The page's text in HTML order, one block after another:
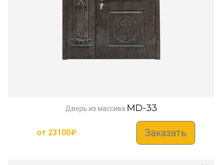
Дверь из массива MD-33
от 23100₽ Заказать